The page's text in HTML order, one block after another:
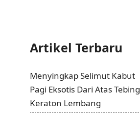
Artikel Terbaru
Menyingkap Selimut Kabut
Pagi Eksotis Dari Atas Tebing
Keraton Lembang